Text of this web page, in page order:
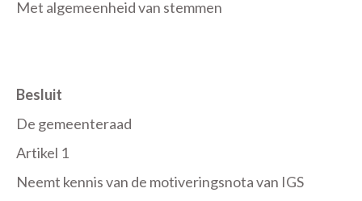
Met algemeenheid van stemmen
Besluit
De gemeenteraad
Artikel 1
Neemt kennis van de motiveringsnota van IGS